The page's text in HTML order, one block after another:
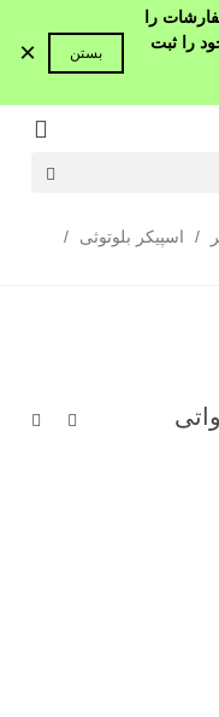
را
را ثبت
بستن ×
/ اسپیکر بلوتوثی
/